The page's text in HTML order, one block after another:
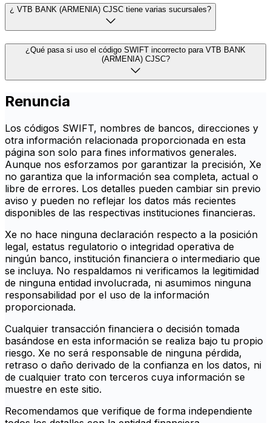
¿ VTB BANK (ARMENIA) CJSC tiene varias sucursales?
¿Qué pasa si uso el código SWIFT incorrecto para VTB BANK
(ARMENIA) CJSC?
Renuncia
Los códigos SWIFT, nombres de bancos, direcciones y
otra información relacionada proporcionada en esta
página son solo para fines informativos generales.
Aunque nos esforzamos por garantizar la precisión, Xe
no garantiza que la información sea completa, actual o
libre de errores. Los detalles pueden cambiar sin previo
aviso y pueden no reflejar los datos más recientes
disponibles de las respectivas instituciones financieras.
Xe no hace ninguna declaración respecto a la posición
legal, estatus regulatorio o integridad operativa de
ningún banco, institución financiera o intermediario que
se incluya. No respaldamos ni verificamos la legitimidad
de ninguna entidad involucrada, ni asumimos ninguna
responsabilidad por el uso de la información
proporcionada.
Cualquier transacción financiera o decisión tomada
basándose en esta información se realiza bajo tu propio
riesgo. Xe no será responsable de ninguna pérdida,
retraso o daño derivado de la confianza en los datos, ni
de cualquier trato con terceros cuya información se
muestre en este sitio.
Recomendamos que verifique de forma independiente